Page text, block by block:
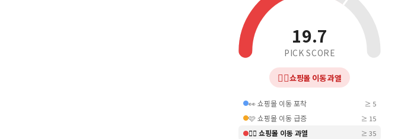
19.7
PICK SCORE
❤️‍🔥쇼핑몰 이동 과열
👀 쇼핑몰 이동 포착 ≥ 5
🩷 쇼핑몰 이동 급증 ≥ 15
❤️‍🔥 쇼핑몰 이동 과열 ≥ 35